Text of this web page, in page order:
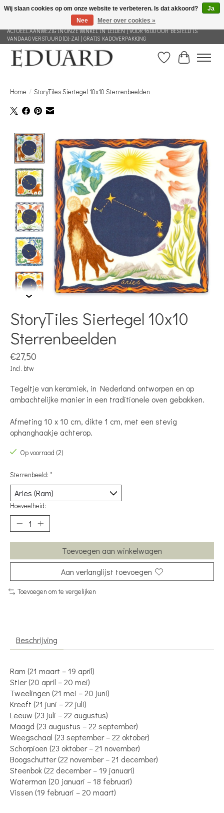
GRATIS VERZENDING NEDERLAND VANAF 100 EURO | ALLES IN DEZE WEBSHOP IS
ACTUEEL AANWEZIG IN ONZE WINKEL IN LEIDEN | VOOR 16.00 UUR BESTELD IS
VANDAAG VERSTUURD (DI-ZA) | GRATIS KADOVERPAKKING
Verlanglijst
Home / StoryTiles Siertegel 10x10 Sterrenbeelden
Product image slideshow Items
StoryTiles Siertegel 10x10
Sterrenbeelden
€27,50
Incl. btw
Tegeltje van keramiek, in Nederland ontworpen en op
ambachtelijke manier in een traditionele oven gebakken.
Afmeting 10 x 10 cm, dikte 1 cm, met een stevig
ophanghaakje achterop.
Op voorraad (2)
Sterrenbeeld: *
Hoeveelheid:
Toevoegen aan winkelwagen
Aan verlanglijst toevoegen
Toevoegen om te vergelijken
Beschrijving
Ram (21 maart – 19 april)
Stier (20 april – 20 mei)
Tweelingen (21 mei – 20 juni)
Kreeft (21 juni – 22 juli)
Leeuw (23 juli – 22 augustus)
Maagd (23 augustus – 22 september)
Weegschaal (23 september – 22 oktober)
Schorpioen (23 oktober – 21 november)
Boogschutter (22 november – 21 december)
Steenbok (22 december – 19 januari)
Waterman (20 januari – 18 februari)
Vissen (19 februari – 20 maart)
Wij slaan cookies op om onze website te verbeteren. Is dat akkoord?
Ja
Nee
Meer over cookies »